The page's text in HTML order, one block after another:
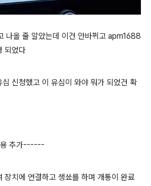
나올 줄 알았는데 이건 안바뀌고 apm1688
되었다
신청했고 이 유심이 와야 뭐가 되었건 확
추가------
장치에 연결하고 생쑈를 하며 개통이 완료